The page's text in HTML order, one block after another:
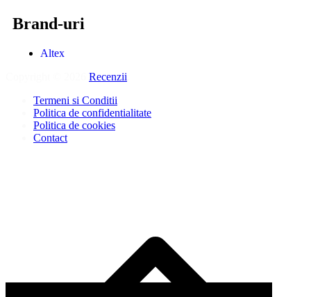
Brand-uri
Altex
Recenzii
Termeni si Conditii
Politica de confidentialitate
Politica de cookies
Contact